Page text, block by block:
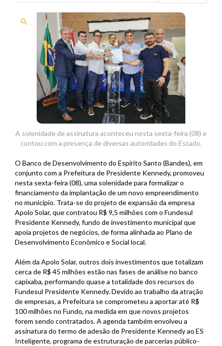
search
A solenidade de assinatura aconteceu nesta sexta-feira (08) e
contou com a presença de diversas autoridades do Estado.
O Banco de Desenvolvimento do Espírito Santo (Bandes), em
conjunto com a Prefeitura de Presidente Kennedy, promoveu
nesta sexta-feira (08), uma solenidade para formalizar o
financiamento da implantação de um novo empreendimento
no município. Trata-se do projeto de expansão da empresa
Apolo Solar, que contratou R$ 9,5 milhões com o Fundesul
Presidente Kennedy, fundo de investimento municipal que
apoia projetos de negócios, de forma alinhada ao Plano de
Desenvolvimento Econômico e Social local.
Além da Apolo Solar, outros dois investimentos que totalizam
cerca de R$ 45 milhões estão nas fases de análise no banco
capixaba, performando quase a totalidade dos recursos do
Fundesul Presidente Kennedy. Devido ao trabalho da atração
de empresas, a Prefeitura se comprometeu a aportar até R$
100 milhões no Fundo, na medida em que novos projetos
forem sendo contratados. A agenda também envolveu a
assinatura do termo de adesão de Presidente Kennedy ao ES
Inteligente, programa de estruturação de parcerias público-